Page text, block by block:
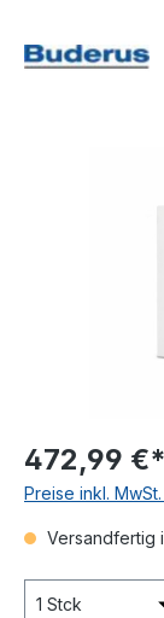
472,99 €*
Preise inkl.
Versandfertig